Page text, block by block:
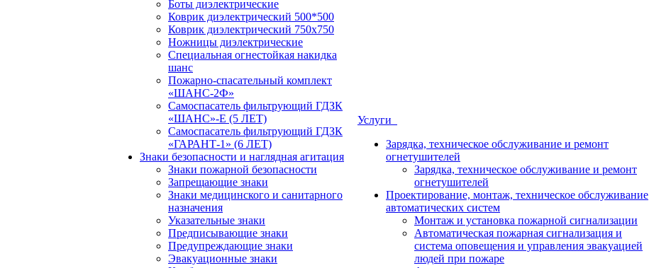
Боты диэлектрические
Коврик диэлектрический 500*500
Коврик диэлектрический 750х750
Ножницы диэлектрические
Специальная огнестойкая накидка
шанс
Пожарно-спасательный комплект
«ШАНС-2Ф»
Самоспасатель фильтрующий ГДЗК
«ШАНС»-Е (5 ЛЕТ)
Самоспасатель фильтрующий ГДЗК
«ГАРАНТ-1» (6 ЛЕТ)
Знаки безопасности и наглядная агитация
Знаки пожарной безопасности
Запрещающие знаки
Знаки медицинского и санитарного
назначения
Указательные знаки
Предписывающие знаки
Предупреждающие знаки
Эвакуационные знаки
Услуги
Зарядка, техническое обслуживание и ремонт
огнетушителей
Зарядка, техническое обслуживание и ремонт
огнетушителей
Проектирование, монтаж, техническое обслуживание
автоматических систем
Монтаж и установка пожарной сигнализации
Автоматическая пожарная сигнализация и
система оповещения и управления эвакуацией
людей при пожаре